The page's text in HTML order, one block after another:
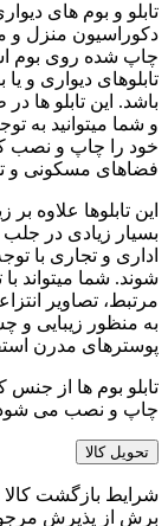
تابلو و بوم های
دکوراسیون منزل و
چاپ شده روی بوم
تابلوهای دیواری و
باشد. این تابلو ها
و شما میتوانید به
خود را چاپ و نصب
فضاهای مسکونی و
این تابلوها علاوه
بسیار زیادی در جلب
اداری و تجاری با
شوند. شما میتواند
مرتبط، تصاویر
به منظور زیبایی و
پوسترهای مدرن
تابلو بوم ها از
چاپ و نصب می
تحویل کالا
برش از پذیرش